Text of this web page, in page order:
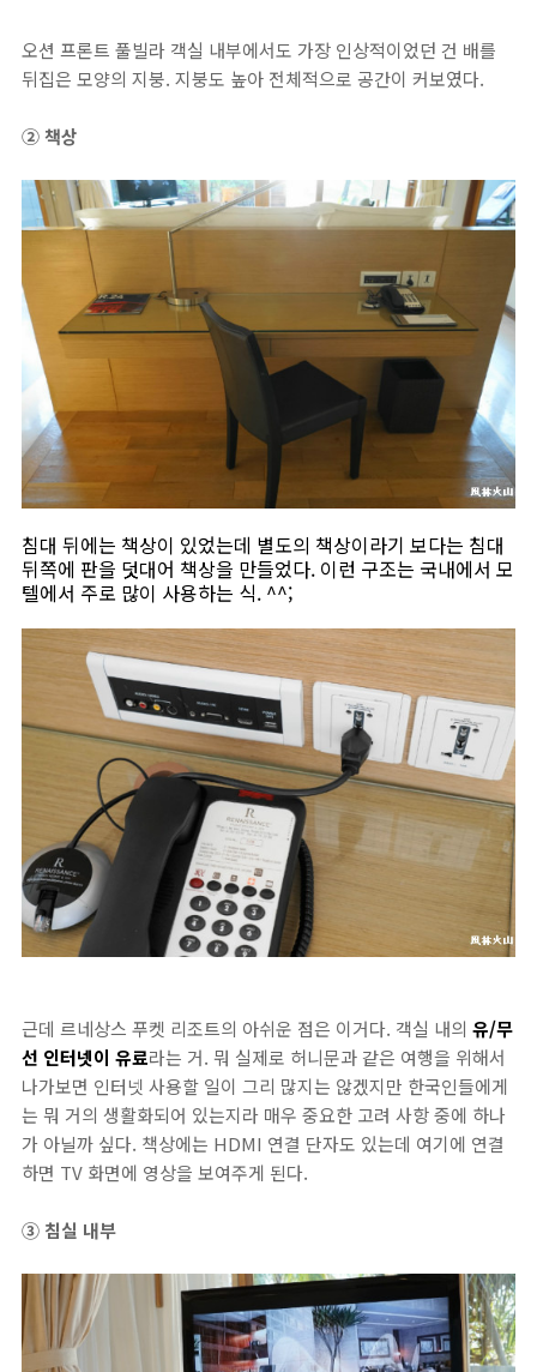
오션 프론트 풀빌라 객실 내부에서도 가장 인상적이었던 건 배를
뒤집은 모양의 지붕. 지붕도 높아 전체적으로 공간이 커보였다.
② 책상
침대 뒤에는 책상이 있었는데 별도의 책상이라기 보다는 침대
뒤쪽에 판을 덧대어 책상을 만들었다. 이런 구조는 국내에서 모
텔에서 주로 많이 사용하는 식. ^^;
근데 르네상스 푸켓 리조트의 아쉬운 점은 이거다. 객실 내의 유/무
선 인터넷이 유료라는 거. 뭐 실제로 허니문과 같은 여행을 위해서
나가보면 인터넷 사용할 일이 그리 많지는 않겠지만 한국인들에게
는 뭐 거의 생활화되어 있는지라 매우 중요한 고려 사항 중에 하나
가 아닐까 싶다. 책상에는 HDMI 연결 단자도 있는데 여기에 연결
하면 TV 화면에 영상을 보여주게 된다.
③ 침실 내부